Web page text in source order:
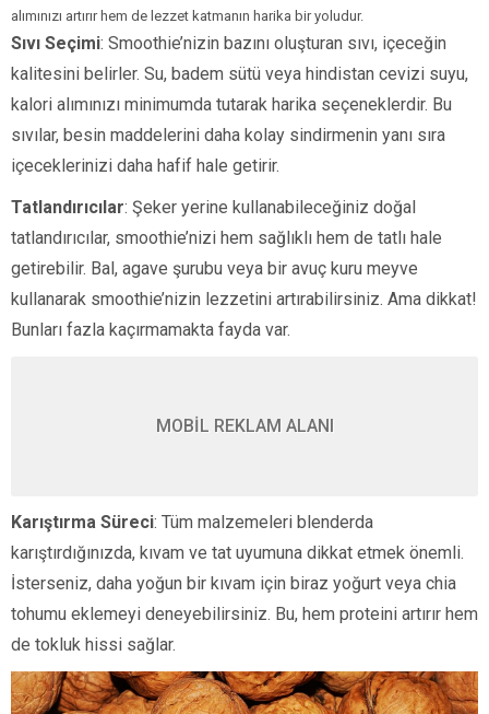
alımınızı artırır hem de lezzet katmanın harika bir yoludur.
Sıvı Seçimi: Smoothie’nizin bazını oluşturan sıvı, içeceğin
kalitesini belirler. Su, badem sütü veya hindistan cevizi suyu,
kalori alımınızı minimumda tutarak harika seçeneklerdir. Bu
sıvılar, besin maddelerini daha kolay sindirmenin yanı sıra
içeceklerinizi daha hafif hale getirir.
Tatlandırıcılar: Şeker yerine kullanabileceğiniz doğal
tatlandırıcılar, smoothie’nizi hem sağlıklı hem de tatlı hale
getirebilir. Bal, agave şurubu veya bir avuç kuru meyve
kullanarak smoothie’nizin lezzetini artırabilirsiniz. Ama dikkat!
Bunları fazla kaçırmamakta fayda var.
MOBİL REKLAM ALANI
Karıştırma Süreci: Tüm malzemeleri blenderda
karıştırdığınızda, kıvam ve tat uyumuna dikkat etmek önemli.
İsterseniz, daha yoğun bir kıvam için biraz yoğurt veya chia
tohumu eklemeyi deneyebilirsiniz. Bu, hem proteini artırır hem
de tokluk hissi sağlar.